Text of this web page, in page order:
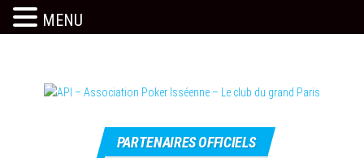
API –
Association
officiel
PARTENAIRES OFFICIELS
MENU